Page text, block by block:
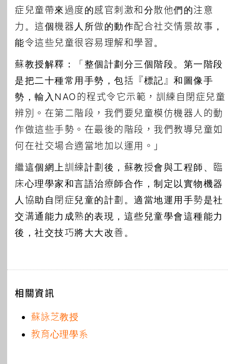
症兒童帶來過度的感官刺激和分散他們的注意
力。這個機器人所做的動作配合社交情景故事，
能令這些兒童很容易理解和學習。
蘇教授解釋：「整個計劃分三個階段。第一階段
是把二十種常用手勢，包括『標記』和圖像手
勢，輸入NAO的程式令它示範，訓練自閉症兒童
辨別。在第二階段，我們要兒童模仿機器人的動
作做這些手勢。在最後的階段，我們教導兒童如
何在社交場合適當地加以運用。」
繼這個網上訓練計劃後，蘇教授會與工程師、臨
床心理學家和言語治療師合作，制定以實物機器
人協助自閉症兒童的計劃。適當地運用手勢是社
交溝通能力成熟的表現，這些兒童學會這種能力
後，社交技巧將大大改善。
相關資訊
蘇詠芝教授
教育心理學系